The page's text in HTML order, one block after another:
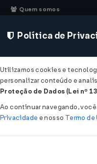
Quem somos
terão dois balanços...
dois balanços
Política de
Utilizamos cookies e
personalizar conteúdo e
Proteção de Dados (Lei nº
Ao continuar navegando,
Privacidade e nosso Termo de